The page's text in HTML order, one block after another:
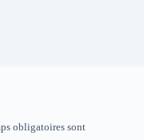
obligatoires sont